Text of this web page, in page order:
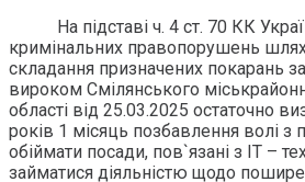
На підставі ч. 4 ст. 70 КК
кримінальних правопорушень
складання призначених покарань
вироком Смілянського
області від 25.03.2025 остаточно
років 1 місяць позбавлення волі
обіймати посади, пов`язані з ІТ –
займатися діяльністю щодо